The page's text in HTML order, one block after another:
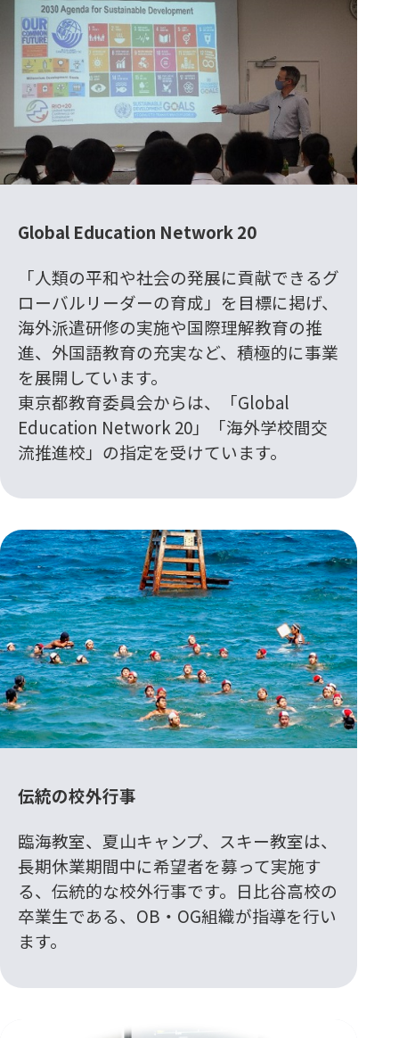
Global Education Network 20
「人類の平和や社会の発展に貢献できるグ
ローバルリーダーの育成」を目標に掲げ、
海外派遣研修の実施や国際理解教育の推
進、外国語教育の充実など、積極的に事業
を展開しています。
東京都教育委員会からは、「Global
Education Network 20」「海外学校間交
流推進校」の指定を受けています。
伝統の校外行事
臨海教室、夏山キャンプ、スキー教室は、
長期休業期間中に希望者を募って実施す
る、伝統的な校外行事です。日比谷高校の
卒業生である、OB・OG組織が指導を行い
ます。